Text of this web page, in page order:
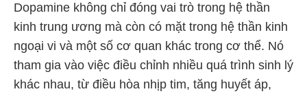
Dopamine không chỉ đóng vai trò trong hệ thần
kinh trung ương mà còn có mặt trong hệ thần kinh
ngoại vi và một số cơ quan khác trong cơ thể. Nó
tham gia vào việc điều chỉnh nhiều quá trình sinh lý
khác nhau, từ điều hòa nhịp tim, tăng huyết áp,